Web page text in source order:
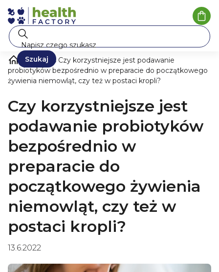
Przejść
do
treści
Szukaj
Blog
Czy korzystniejsze jest podawanie
probiotyków bezpośrednio w preparacie do początkowego
żywienia niemowląt, czy też w postaci kropli?
Czy korzystniejsze jest
podawanie probiotyków
bezpośrednio w
preparacie do
początkowego żywienia
niemowląt, czy też w
postaci kropli?
13.6.2022